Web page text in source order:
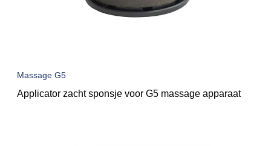
Massage G5
Applicator zacht sponsje voor G5 massage apparaat